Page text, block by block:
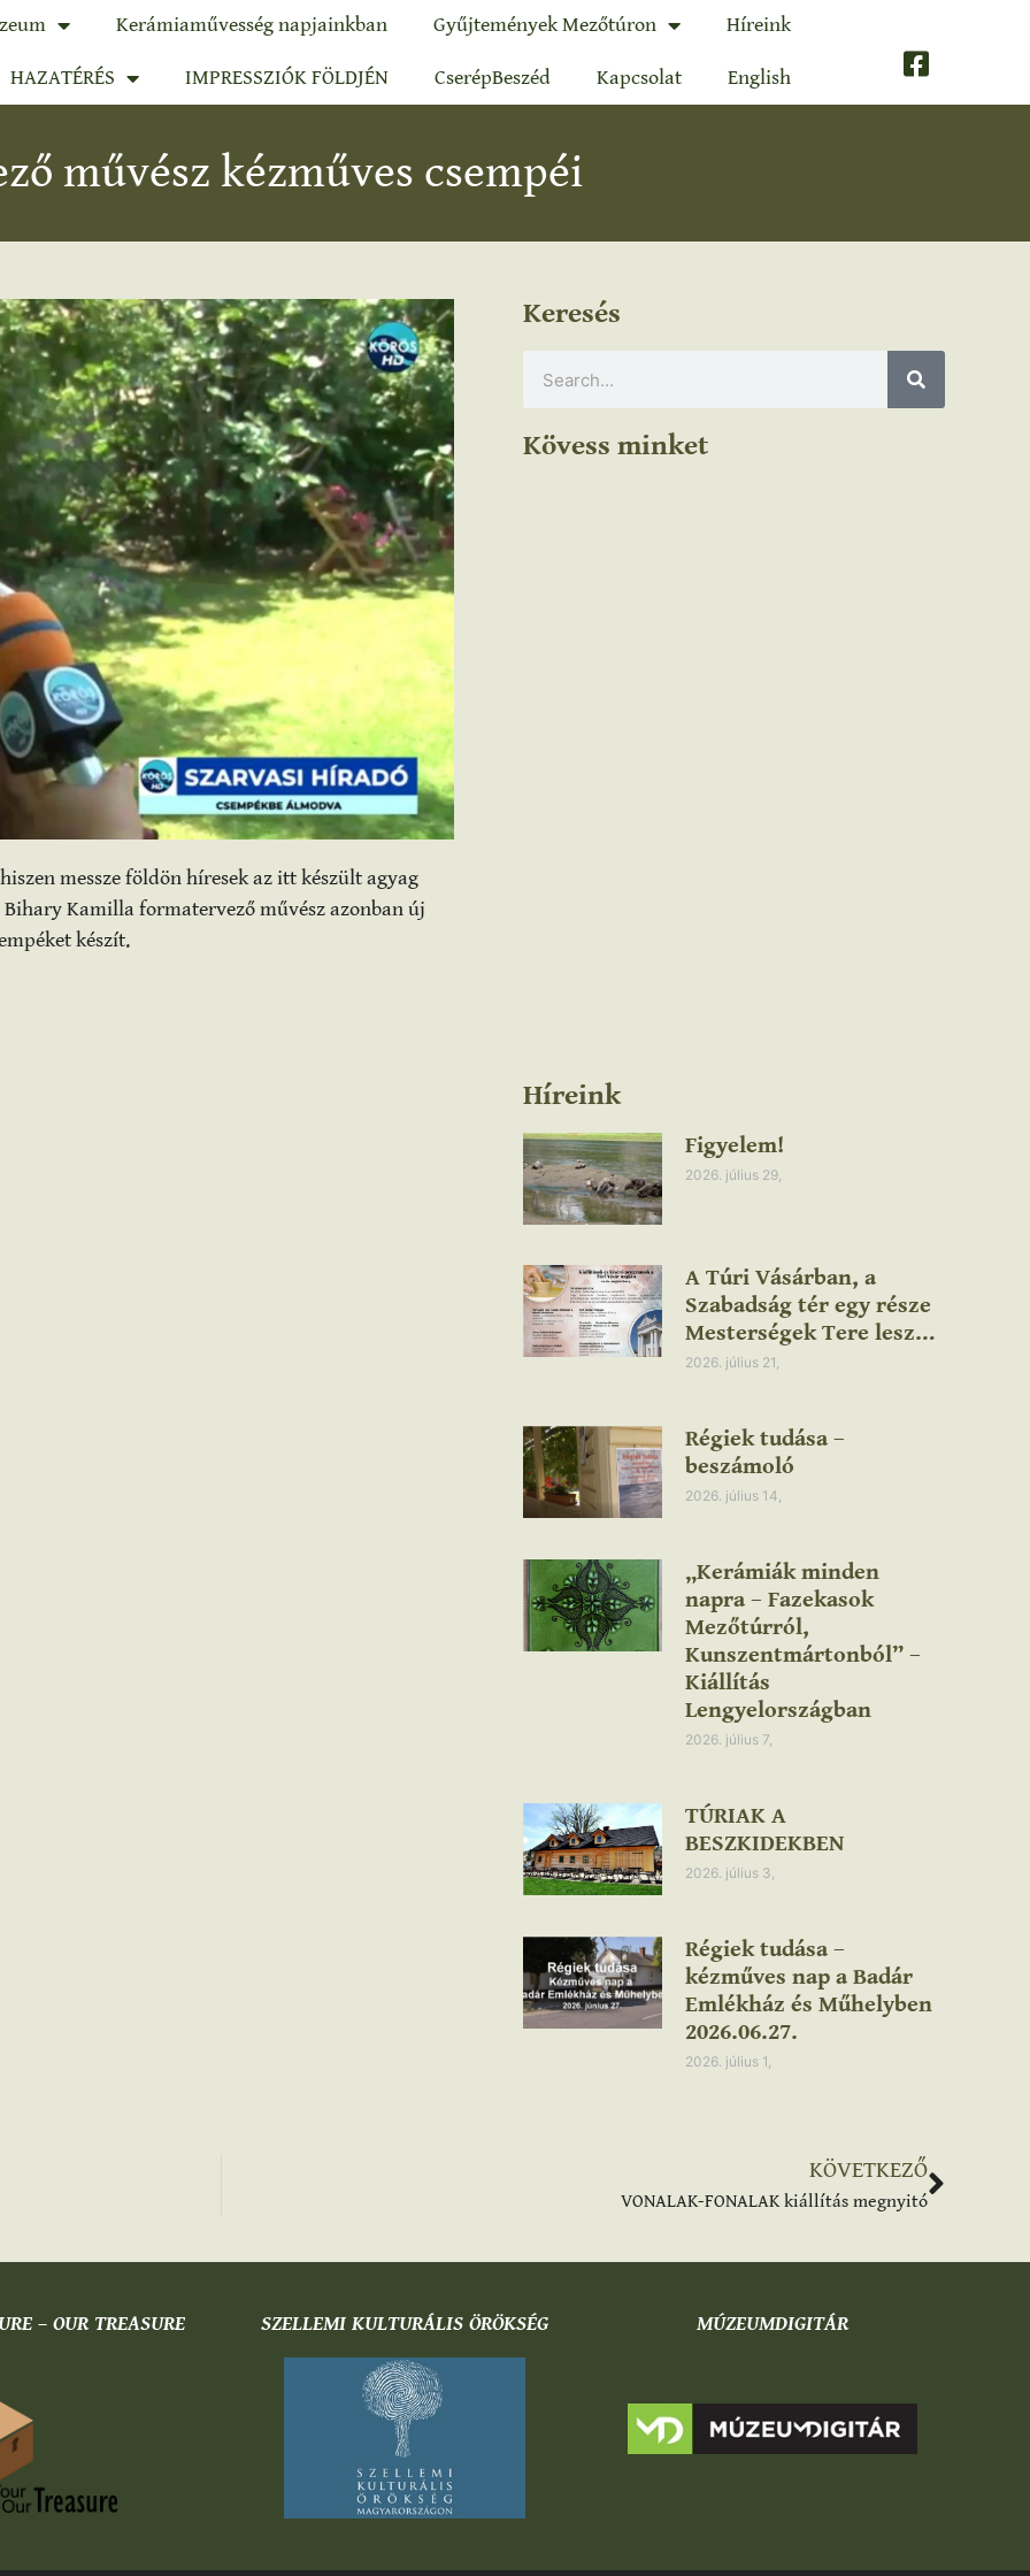
Kerámiaművesség napjainkban Gyűjtemények Mezőtúron Híreink
HAZATÉRÉS IMPRESSZIÓK FÖLDJÉN CserépBeszéd Kapcsolat English
művész kézműves csempéi
messze földön híresek az itt készült agyag
Kamilla formatervező művész azonban új
készít.
Keresés
Kövess minket
Híreink
Figyelem!
2026. július 29,
A Túri Vásárban, a
Szabadság tér egy része
Mesterségek Tere lesz…
2026. július 21,
Régiek tudása –
beszámoló
2026. július 14,
„Kerámiák minden
napra – Fazekasok
Mezőtúrról,
Kunszentmártonból” –
Kiállítás
Lengyelországban
2026. július 7,
TÚRIAK A
BESZKIDEKBEN
2026. július 3,
Régiek tudása –
kézműves nap a Badár
Emlékház és Műhelyben
2026.06.27.
2026. július 1,
KÖVETKEZŐ
VONALAK-FONALAK kiállítás megnyitó
– OUR TREASURE SZELLEMI KULTURÁLIS ÖRÖKSÉG MÚZEUMDIGITÁR